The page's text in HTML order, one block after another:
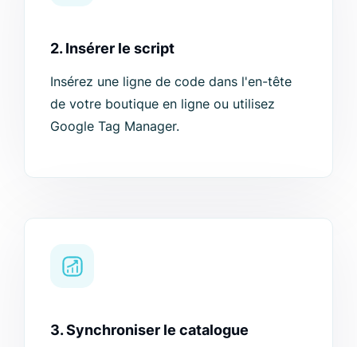
2. Insérer le script
Insérez une ligne de code dans l'en-tête
de votre boutique en ligne ou utilisez
Google Tag Manager.
3. Synchroniser le catalogue